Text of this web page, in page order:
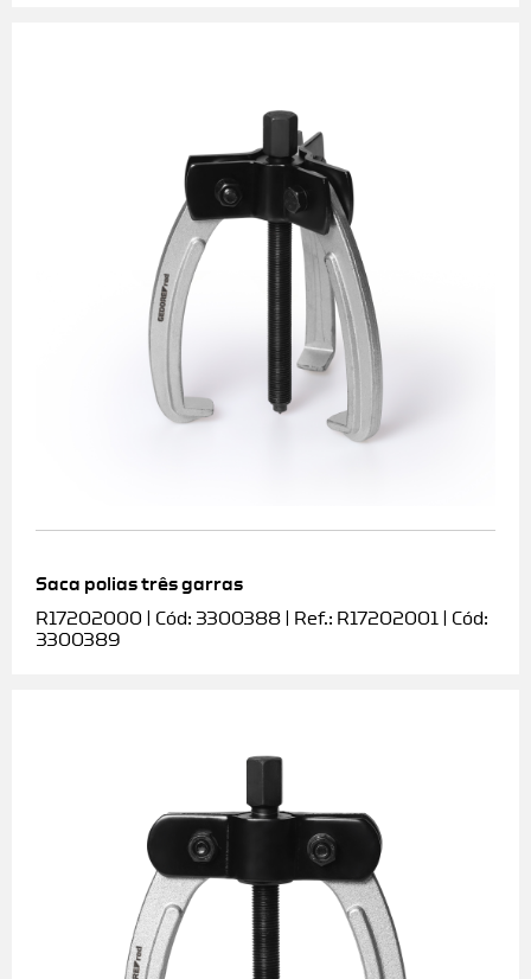
Saca polias três garras
R17202000 | Cód: 3300388 | Ref.: R17202001 | Cód:
3300389